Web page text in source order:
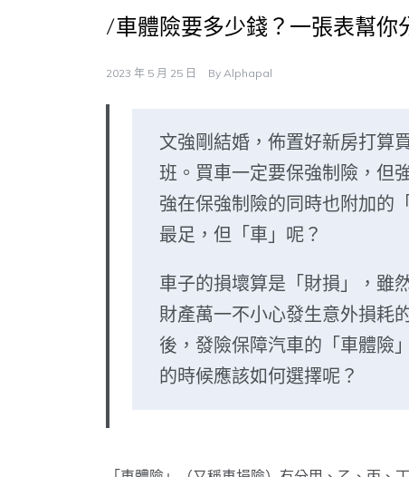
/車體險要多少錢？一張表幫
2023 年 5 月 25 日 By Alphapal
文強剛結婚，佈置好新房打算
班。買車一定要保強制險，但
強在保強制險的同時也附加的
最足，但「車」呢？
車子的損壞算是「財損」，雖
財產萬一不小心發生意外損耗
後，發險保障汽車的「車體險
的時候應該如何選擇呢？